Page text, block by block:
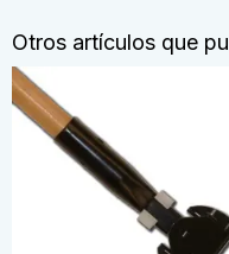
Otros artículos que